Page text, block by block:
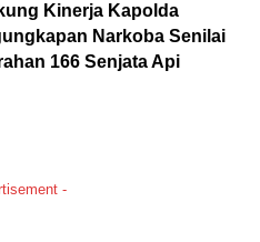
Kinerja Kapolda
Narkoba Senilai
166 Senjata Api
-